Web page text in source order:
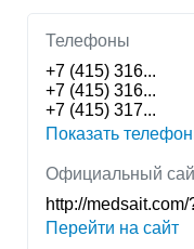
Телефоны
+7 (415) 316...
+7 (415) 316...
+7 (415) 317...
Показать
Официальный
http://
Перейти на сайт